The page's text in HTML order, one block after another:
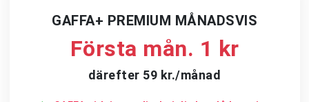
GAFFA+ PREMIUM MÅNADSVIS
Första mån. 1 kr
därefter 59 kr./månad